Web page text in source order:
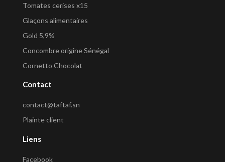
Tomates cerises x15
Glaçons alimentaires
Gold 5,9%
Concombre origine Sénégal
Cornetto Chocolat
Contact
contact@taftaf.sn
Plainte client
Liens
Facebook